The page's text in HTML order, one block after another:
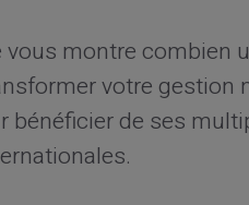
vous montre combien
votre
bénéficier de ses